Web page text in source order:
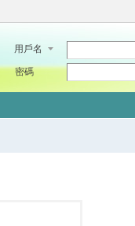
用戶名
密碼